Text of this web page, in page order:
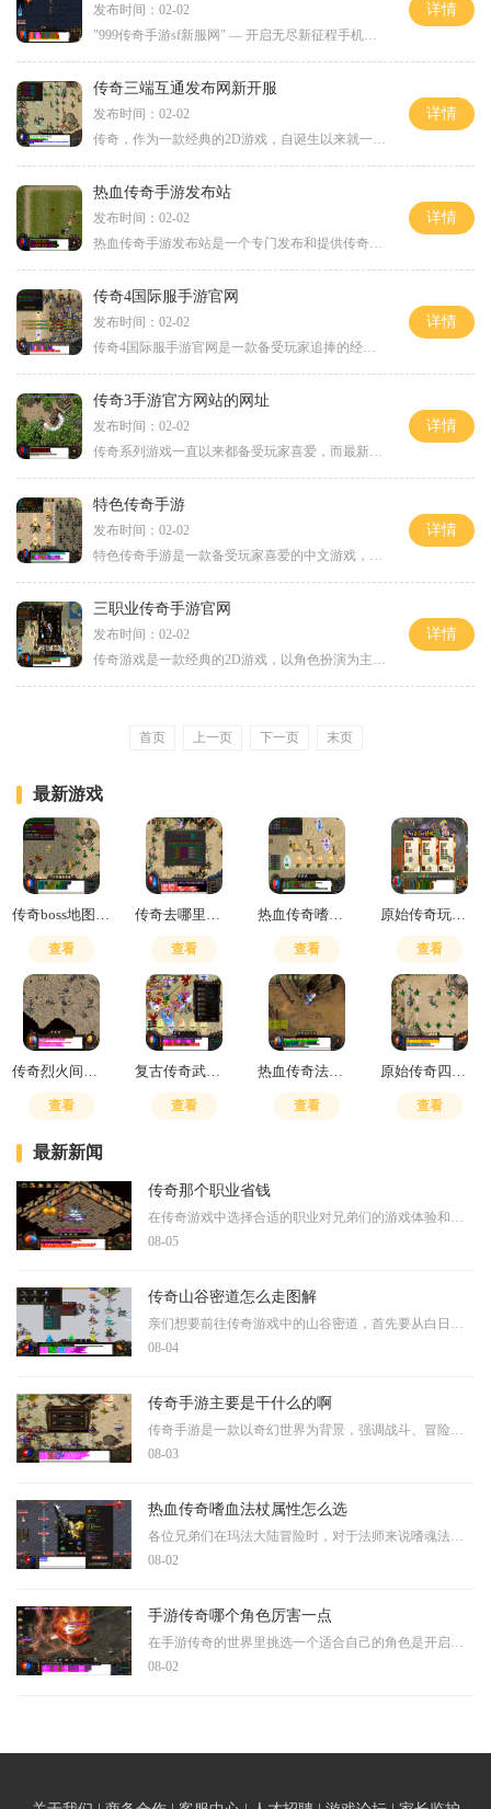
发布时间：02-02
"999传奇手游sf新服网" — 开启无尽新征程手机游戏的迅速发展无疑给玩家们带来了更多的选择。《999传奇手游sf新服网》作为一款魔幻类角色扮演游戏，以其精美的画面、刺激的玩法和丰
详情
传奇三端互通发布网新开服
发布时间：02-02
传奇，作为一款经典的2D游戏，自诞生以来就一直备受玩家们的喜爱。作为一款角色扮演游戏，传奇给予了玩家们一个广阔而自由的游戏世界，让他们可以扮演各种不同的角色，展开自己
详情
热血传奇手游发布站
发布时间：02-02
热血传奇手游发布站是一个专门发布和提供传奇游戏的平台。作为一款经典的2D角色扮演游戏，传奇游戏在过去的二十多年间一直深受玩家的喜爱。它以其万人在线和玩家互动的特点，成
详情
传奇4国际服手游官网
发布时间：02-02
传奇4国际服手游官网是一款备受玩家追捧的经典MMORPG游戏。在这个虚拟世界中，玩家可以体验到刺激的战斗、多样的副本以及丰富的社交活动。无论是在职业选择上还是在技能系统上，
详情
传奇3手游官方网站的网址
发布时间：02-02
传奇系列游戏一直以来都备受玩家喜爱，而最新推出的《传奇3手游》更是吸引了众多玩家的关注。作为一款经典传奇IP的衍生手游，《传奇3手游》给玩家呈现了一个全新的游戏世界，同
详情
特色传奇手游
发布时间：02-02
特色传奇手游是一款备受玩家喜爱的中文游戏，拥有精美细腻的画面和丰富多样的玩法，让玩家享受到独特的游戏体验。下面我们来详细介绍一下这款游戏的具体玩法。特色传奇手游拥
详情
三职业传奇手游官网
发布时间：02-02
传奇游戏是一款经典的2D游戏，以角色扮演为主题。这款游戏在全球范围内拥有数以百万计的玩家，因为它提供了一个丰富的虚拟世界，让玩家可以与其他玩家互动。在传奇游戏中，玩家
详情
首页 上一页 下一页 末页
最新游戏
传奇boss地图怎么走
查看
传奇去哪里打技能书
查看
热血传奇嗜血魔剑攻略
查看
原始传奇玩道士还是法师
查看
传奇烈火间隔几秒才能打怪啊
查看
复古传奇武器幸运最高加几
查看
热血传奇法师流星火雨怎么锁定敌人
查看
原始传奇四级火符和三噬血术
查看
最新新闻
传奇那个职业省钱
08-05
传奇山谷密道怎么走图解
08-04
传奇手游主要是干什么的啊
08-03
热血传奇嗜血法杖属性怎么选
08-02
手游传奇哪个角色厉害一点
08-02